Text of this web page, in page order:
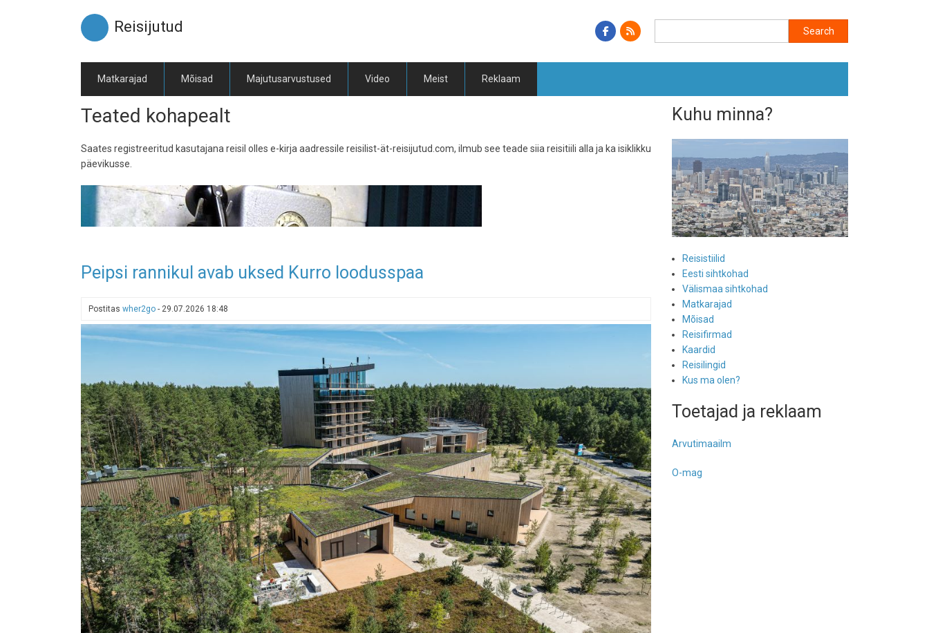
Reisijutud
Matkarajad Mõisad Majutusarvustused Video Meist Reklaam
Teated kohapealt
Saates registreeritud kasutajana reisil olles e-kirja aadressile reisilist-ät-reisijutud.com, ilmub see teade siia reisitiili alla ja ka isiklikku
päevikusse.
Peipsi rannikul avab uksed Kurro loodusspaa
Postitas wher2go - 29.07.2026 18:48
Kuhu minna?
Reisistiilid
Eesti sihtkohad
Välismaa sihtkohad
Matkarajad
Mõisad
Reisifirmad
Kaardid
Reisilingid
Kus ma olen?
Toetajad ja reklaam
Arvutimaailm
O-mag